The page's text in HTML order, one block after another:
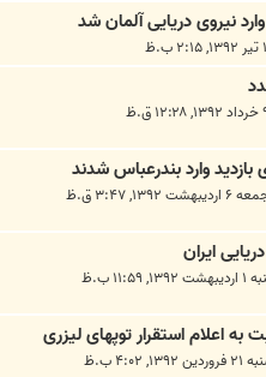
نیروی دریایی آلمان شد
وارد بندرعباس شدند
اردیبهشت ۱۳۹۲, ۳:۴۷ ق.ظ
ایران
ب.ظ
اعلام استقرار توپهای ليزری
۴:۰۲ ب.ظ